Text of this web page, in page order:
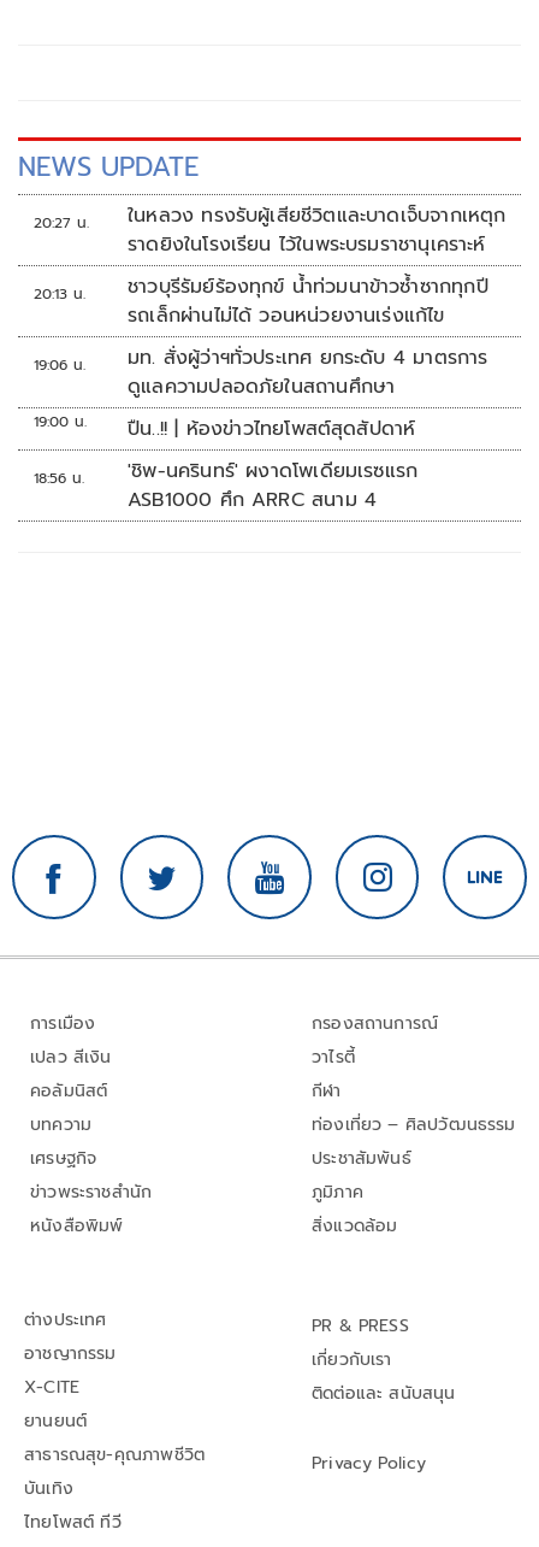
NEWS UPDATE
20:27 น.
ในหลวง ทรงรับผู้เสียชีวิตและบาดเจ็บจากเหตุก
ราดยิงในโรงเรียน ไว้ในพระบรมราชานุเคราะห์
20:13 น.
ชาวบุรีรัมย์ร้องทุกข์ น้ำท่วมนาข้าวซ้ำซากทุกปี
รถเล็กผ่านไม่ได้ วอนหน่วยงานเร่งแก้ไข
19:06 น.
มท. สั่งผู้ว่าฯทั่วประเทศ ยกระดับ 4 มาตรการ
ดูแลความปลอดภัยในสถานศึกษา
19:00 น. ปืน..!! | ห้องข่าวไทยโพสต์สุดสัปดาห์
18:56 น.
'ชิพ-นครินทร์' ผงาดโพเดียมเรซแรก
ASB1000 ศึก ARRC สนาม 4
การเมือง
เปลว สีเงิน
คอลัมนิสต์
บทความ
เศรษฐกิจ
ข่าวพระราชสำนัก
หนังสือพิมพ์
กรองสถานการณ์
วาไรตี้
กีฬา
ท่องเที่ยว – ศิลปวัฒนธรรม
ประชาสัมพันธ์
ภูมิภาค
สิ่งแวดล้อม
ต่างประเทศ
อาชญากรรม
X-CITE
ยานยนต์
สาธารณสุข-คุณภาพชีวิต
บันเทิง
ไทยโพสต์ ทีวี
PR & PRESS
เกี่ยวกับเรา
ติดต่อและ สนับสนุน
Privacy Policy